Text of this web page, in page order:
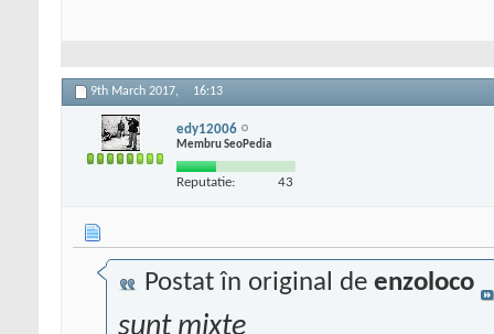
9th March 2017, 16:13
edy12006
Membru SeoPedia
Reputatie: 43
Postat în original de enzoloco
sunt mixte